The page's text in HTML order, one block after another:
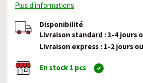
Plus d'informations
Disponibilité
Livraison standard : 3-4 jours
Livraison express : 1-2 jours
En stock 1 pcs